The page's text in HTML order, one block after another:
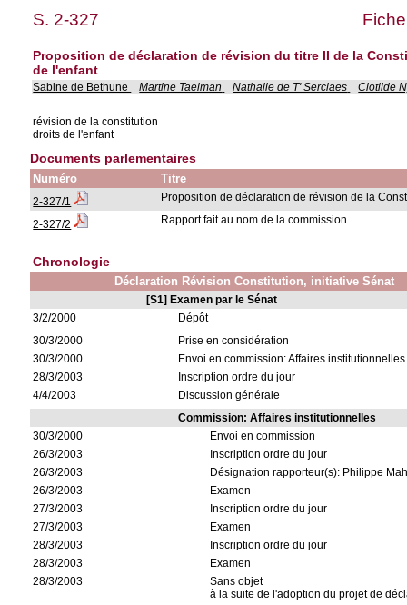
S. 2-327
Proposition de déclaration de révision du titre II de la
de l'enfant
Sabine de Bethune Martine Taelman Nathalie de T' Serclaes Clotilde
révision de la constitution
droits de l'enfant
Documents parlementaires
Numéro Titre
2-327/1 Proposition de déclaration de révision de la
2-327/2 Rapport fait au nom de la commission
Chronologie
Déclaration Révision Constitution, initiative Sénat
[S1] Examen par le Sénat
3/2/2000
Dépôt
30/3/2000
Prise en considération
30/3/2000
Envoi en commission: Affaires institutionnelles
28/3/2003
Inscription ordre du jour
4/4/2003
Discussion générale
Commission: Affaires institutionnelles
30/3/2000
Envoi en commission
26/3/2003
Inscription ordre du jour
26/3/2003
Désignation rapporteur(s): Philippe
26/3/2003
Examen
27/3/2003
Inscription ordre du jour
27/3/2003
Examen
28/3/2003
Inscription ordre du jour
28/3/2003
Examen
28/3/2003
Sans objet
à la suite de l'adoption du projet de